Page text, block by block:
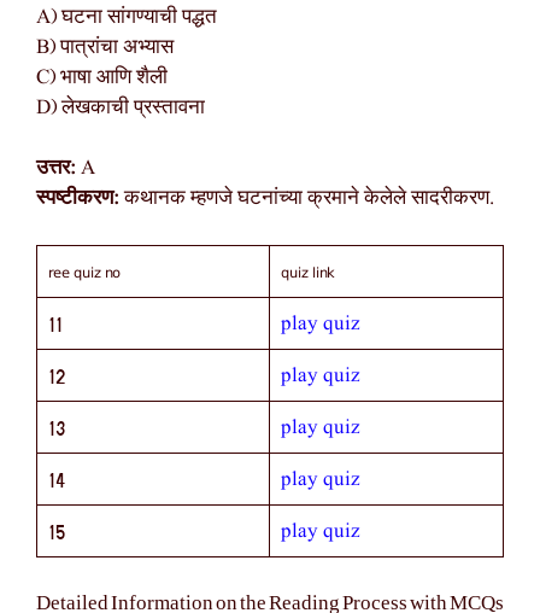
A) घटना सांगण्याची पद्धत
B) पात्रांचा अभ्यास
C) भाषा आणि शैली
D) लेखकाची प्रस्तावना
उत्तर: A
स्पष्टीकरण:कथानक म्हणजे घटनांच्या क्रमाने केलेले सादरीकरण.
ree quiz no quiz link
11 play quiz
12 play quiz
13 play quiz
14 play quiz
15 play quiz
Detailed Information on the Reading Process with MCQs